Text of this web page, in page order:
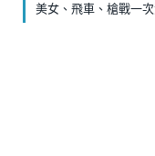
美女、飛車、槍戰一